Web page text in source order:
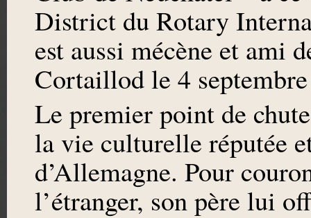
District du Rotary
est aussi mécène et ami
Cortaillod le 4
Le premier point de
la vie culturelle réputée
d’Allemagne. Pour
l’étranger, son père lui